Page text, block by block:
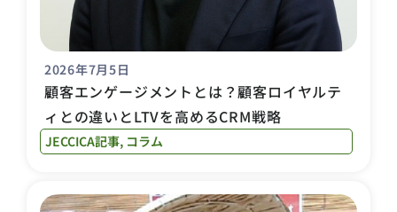
2026年7月5日
顧客エンゲージメントとは？顧客ロイヤルテ
ィとの違いとLTVを高めるCRM戦略
JECCICA記事, コラム